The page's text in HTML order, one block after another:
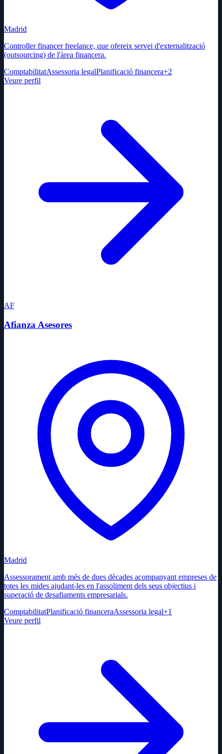
Madrid
Controller financer freelance, que ofereix servei d'externalització
(outsourcing) de l'àrea financera.
ComptabilitatAssessoria legalPlanificació financera+2
Veure perfil
AF
Afianza Asesores
Madrid
Assessorament amb més de dues dècades acompanyant empreses de
totes les mides ajudant-les en l'assoliment dels seus objectius i
superació de desafiaments empresarials.
ComptabilitatPlanificació financeraAssessoria legal+1
Veure perfil